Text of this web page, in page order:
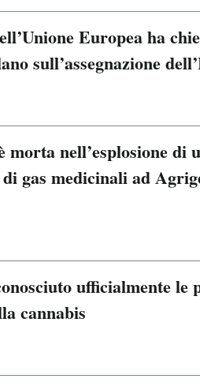
Europea ha
sull’assegnazione
morta nell’esplosione di
di gas medicinali ad
ufficialmente le
cannabis